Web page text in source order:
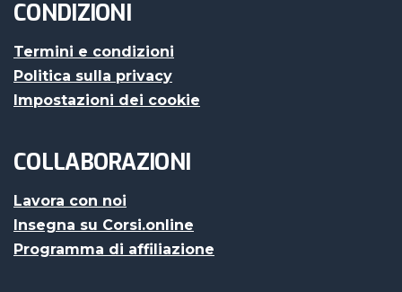
CONDIZIONI
Termini e condizioni
Politica sulla privacy
Impostazioni dei cookie
COLLABORAZIONI
Lavora con noi
Insegna su Corsi.online
Programma di affiliazione